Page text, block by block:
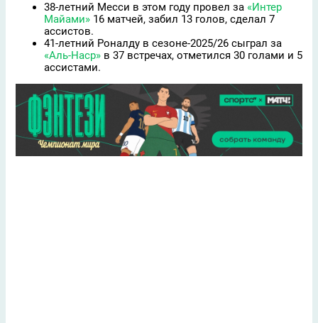
38-летний Месси в этом году провел за «Интер
Майами» 16 матчей, забил 13 голов, сделал 7
ассистов.
41-летний Роналду в сезоне-2025/26 сыграл за
«Аль-Наср» в 37 встречах, отметился 30 голами и 5
ассистами.